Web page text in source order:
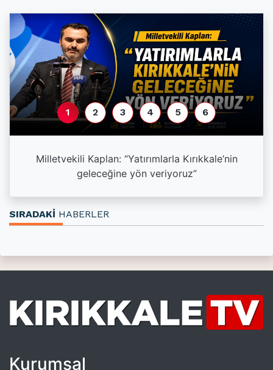
Milletvekili Kaplan: “Yatırımlarla Kırıkkale’nin
geleceğine yön veriyoruz”
1 2 3 4 5 6
SIRADAKİ HABERLER
Kurumsal